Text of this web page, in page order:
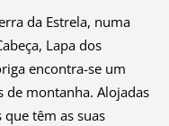
da Estrela, numa
Lapa dos
encontra-se um
de montanha. Alojadas
têm as suas